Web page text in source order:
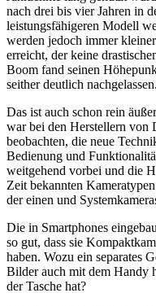
nach drei bis vier Jahren in
leistungsfähigeren Modell
werden jedoch immer
erreicht, der keine
Boom fand seinen
seither deutlich nachgelassen.
Das ist auch schon rein
war bei den Herstellern von
beobachten, die neue
Bedienung und
weitgehend vorbei und die
Zeit bekannten
der einen und
Die in Smartphones
so gut, dass sie
haben. Wozu ein separates
Bilder auch mit dem Handy
der Tasche hat?